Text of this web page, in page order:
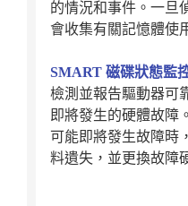
的情況和事件。一旦
會收集有關記憶體使
SMART 磁碟狀態監
檢測並報告驅動器可
即將發生的硬體故障
可能即將發生故障時
料遺失，並更換故障